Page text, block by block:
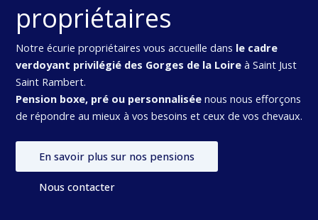
propriétaires
Notre écurie propriétaires vous accueille dans le cadre
verdoyant privilégié des Gorges de la Loireà Saint Just
Saint Rambert.
Pension boxe, pré ou personnaliséenous nous efforçons
de répondre au mieux à vos besoins et ceux de vos chevaux.
En savoir plus sur nos pensions
Nous contacter